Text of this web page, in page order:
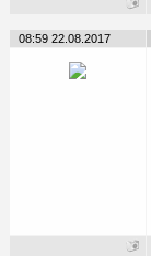
08:59 22.08.2017